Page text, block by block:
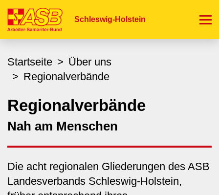
zum
Schleswig-Holstein
Startseite
Über uns
Regionalverbände
Regionalverbände
Nah am Menschen
Die acht regionalen Gliederungen des ASB
Landesverbands Schleswig-Holstein,